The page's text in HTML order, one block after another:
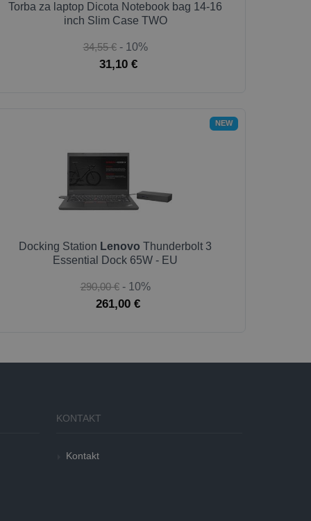
Torba za laptop Dicota Notebook bag 14-16
inch Slim Case TWO
34,55 € - 10%
31,10 €
NEW
Docking Station Lenovo Thunderbolt 3
Essential Dock 65W - EU
290,00 € - 10%
261,00 €
KONTAKT
Kontakt